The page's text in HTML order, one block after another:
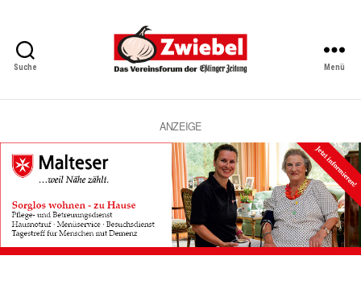
Suche
Vereinsforum
Eßlinger
Zeitung
Menü
ANZEIGE